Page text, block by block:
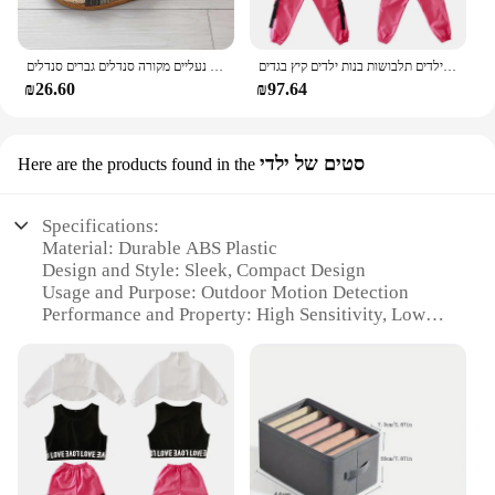
₪26.60
בנות בוטיק תלבושות 4 6 8 10 123 14 16 18 שנים היפ הופ נים חולצות ילדים תלבושות בנות ילדים קיץ בגדים
₪97.64
Here are the products found in the סטים של ילדי
Specifications:
Material: Durable ABS Plastic
Design and Style: Sleek, Compact Design
Usage and Purpose: Outdoor Motion Detection
Performance and Property: High Sensitivity, Low
Typical Adaptive Scenario: Security for Homes,
Businesses, and Public Spaces
Shape or Size or Weight or Quantity: Compact Size,
Easy to Install
Features: